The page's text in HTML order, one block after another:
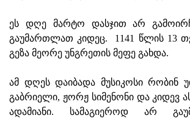
ეს დღე მარტო დასჯით არ
გაუმართლათ კიდეც. 1141 წლის 13
გეზა მეორე უნგრეთის მეფე გახდა.
ამ დღეს დაიბადა მუსიკოსი რობინ
გაბრიელი, ჟორჟ სიმენონი და კიდევ
ადამიანი. სამაგიეროდ არ